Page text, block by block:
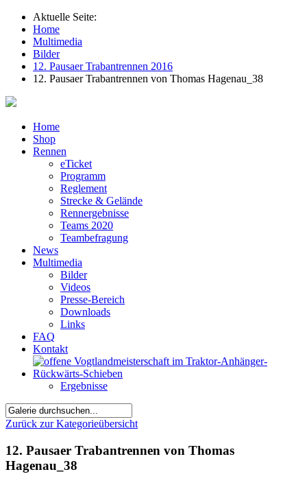
Aktuelle Seite:
Home
Multimedia
Bilder
12. Pausaer Trabantrennen 2016
12. Pausaer Trabantrennen von Thomas Hagenau_38
Home
Shop
Rennen
eTicket
Programm
Reglement
Strecke & Gelände
Rennergebnisse
Teams 2020
Teambefragung
News
Multimedia
Bilder
Videos
Presse-Bereich
Downloads
Links
FAQ
Kontakt
Ergebnisse
Zurück zur Kategorieübersicht
12. Pausaer Trabantrennen von Thomas
Hagenau_38